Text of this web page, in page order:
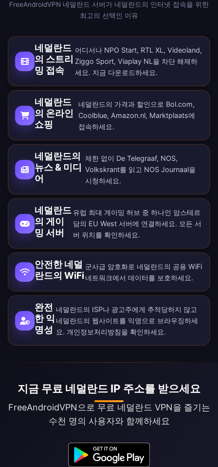
FreeAndroidVPN 네덜란드 서버가 네덜란드의 인터넷 접속을 위한
최고의 선택인 이유
네덜란드
의 스트리
밍 접속
어디서나 NPO Start, RTL XL, Videoland,
Ziggo Sport, Viaplay NL을 차단 해제하
세요. 지금 다운로드하세요.
네덜란드
의 온라인
쇼핑
네덜란드의 가격과 할인으로 Bol.com,
Coolblue, Amazon.nl, Marktplaats에
접속하세요.
네덜란드의
뉴스 & 미디
어
제한 없이 De Telegraaf, NOS,
Volkskrant를 읽고 NOS Journaal을
시청하세요.
네덜란드
의 게이
밍 서버
유럽 최대 게이밍 허브 중 하나인 암스테르
담의 EU West 서버에 연결하세요. 모든서
버 위치를 확인하세요.
안전한 네덜
란드의 WiFi
군사급 암호화로 네덜란드의 공용 WiFi
네트워크에서 데이터를 보호하세요.
완전
한 익
명성
네덜란드의 ISP나 광고주에게 추적당하지 않고
네덜란드의 웹사이트를 익명으로 브라우징하세
요. 개인정보처리방침을 확인하세요.
지금 무료 네덜란드 IP 주소를 받으세요
FreeAndroidVPN으로 무료 네덜란드 VPN을 즐기는
수천 명의 사용자와 함께하세요